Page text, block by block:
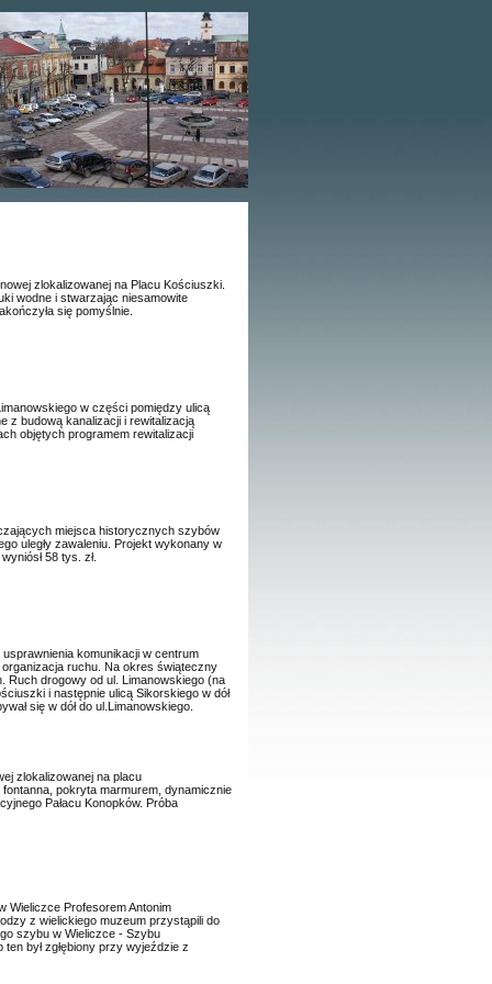
zlokalizowanej na Placu Kościuszki.
wodne i stwarzając niesamowite
się pomyślnie.
w części pomiędzy ulicą
z budową kanalizacji i rewitalizacją
objętych programem rewitalizacji
miejsca historycznych szybów
uległy zawaleniu. Projekt wykonany w
58 tys. zł.
komunikacji w centrum
ruchu. Na okres świąteczny
Ruch drogowy od ul. Limanowskiego (na
i następnie ulicą Sikorskiego w dół
się w dół do ul.Limanowskiego.
zlokalizowanej na placu
pokryta marmurem, dynamicznie
Pałacu Konopków. Próba
Wieliczce Profesorem Antonim
z wielickiego muzeum przystąpili do
szybu w Wieliczce - Szybu
był zgłębiony przy wyjeździe z